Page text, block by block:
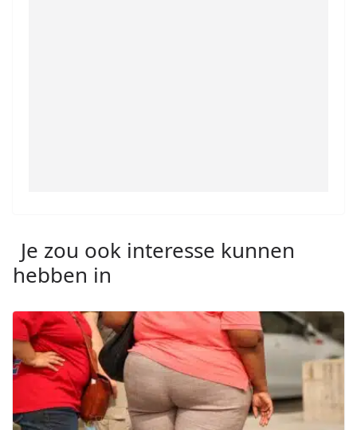
Je zou ook interesse kunnen
hebben in